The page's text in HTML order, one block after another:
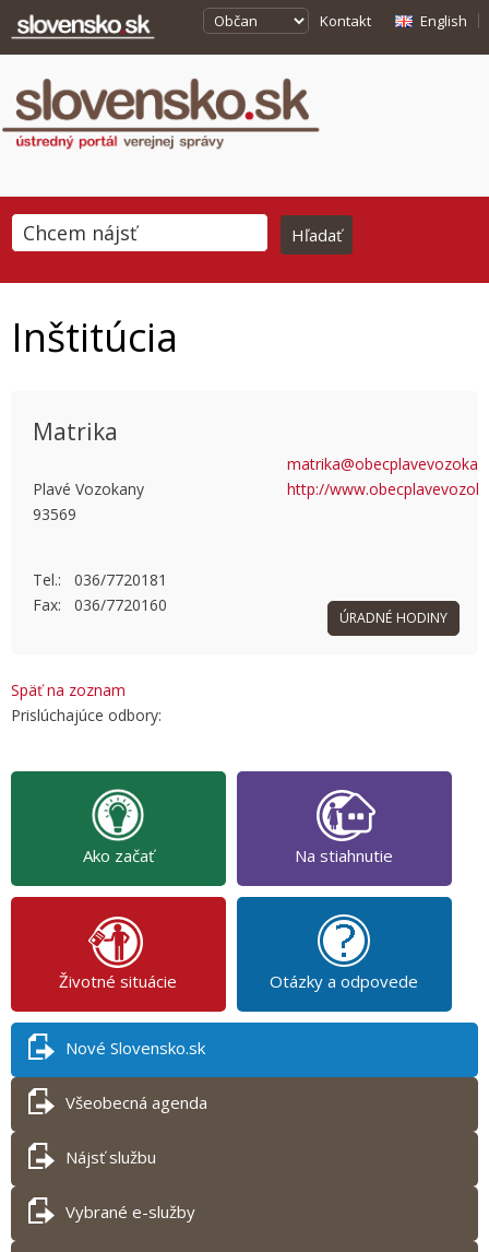
Kontakt English
Inštitúcia
This page can't load Google Maps correctly.
Matrika
Plavé Vozokany
93569
http://
Tel.: 036/7720181
Fax: 036/7720160
ÚRADNÉ HODINY
Späť na zoznam
Prislúchajúce odbory:
Ako začať Na stiahnutie
Životné situácie Otázky a odpovede
Nové Slovensko.sk
Všeobecná agenda
Nájsť službu
Vybrané e-služby